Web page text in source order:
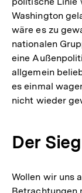
Washington
wäre es zu
nationalen
eine
allgemein
es einmal
nicht wieder
Der
Wollen wir uns
Betrachtungen